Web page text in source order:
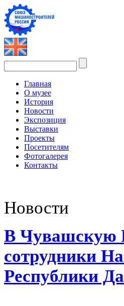
Главная
О музее
История
Новости
Экспозиция
Выставки
Проекты
Посетителям
Фотогалерея
Контакты
Новости
В Чувашскую
сотрудники
Республики